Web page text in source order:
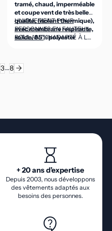
tramé, chaud, imperméable
et coupe vent de très belle
qualité, (isolant thermique),
avec membrane respirante,
solide, 85 % polyester
polyester micro, 320g/m2.
UNIQUEMENT POUR
PERSONNES EN FAUTEUIL
ROULANT, INADAPTÉ À LA
ASSEZ HAUTE POUR VENIR
COUVRIR LES REINS EN
3…8
+ 20 ans d’expertise
Depuis 2003, nous développons
des vêtements adaptés aux
besoins des personnes.